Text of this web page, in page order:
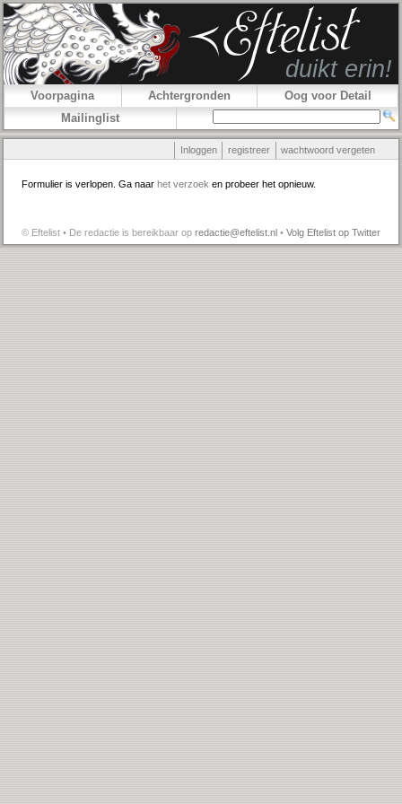
Voorpagina Achtergronden
Oog voor Detail
Mailinglist
Inloggen registreer wachtwoord vergeten
Formulier is verlopen. Ga naar het verzoek en probeer het opnieuw.
© Eftelist • De redactie is bereikbaar op redactie@eftelist.nl • Volg Eftelist op Twitter